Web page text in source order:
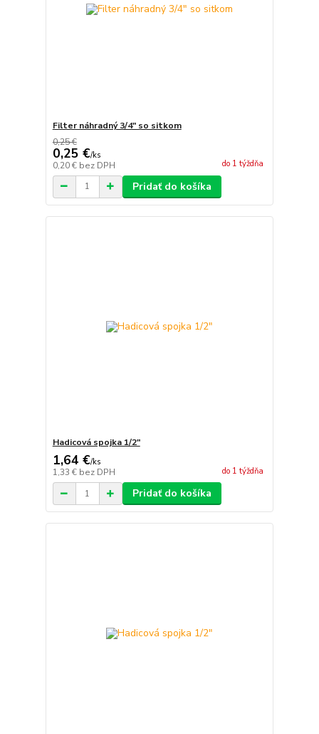
Filter náhradný 3/4" so sitkom
0,25 €
0,25 €/ks
0,20 € bez DPH do 1 týždňa
Pridať do košíka
Hadicová spojka 1/2"
1,64 €/ks
1,33 € bez DPH do 1 týždňa
Pridať do košíka